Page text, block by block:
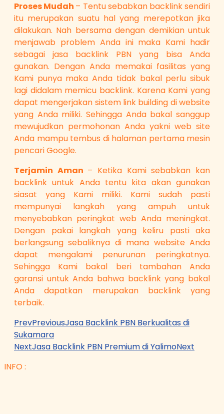
Proses Mudah – Tentu sebabkan backlink sendiri
itu merupakan suatu hal yang merepotkan jika
dilakukan. Nah bersama dengan demikian untuk
menjawab problem Anda ini maka Kami hadir
sebagai jasa backlink PBN yang bisa Anda
gunakan. Dengan Anda memakai fasilitas yang
Kami punya maka Anda tidak bakal perlu sibuk
lagi didalam memicu backlink. Karena Kami yang
dapat mengerjakan sistem link building di website
yang Anda miliki. Sehingga Anda bakal sanggup
mewujudkan permohonan Anda yakni web site
Anda mampu tembus di halaman pertama mesin
pencari Google.
Terjamin Aman – Ketika Kami sebabkan kan
backlink untuk Anda tentu kita akan gunakan
siasat yang Kami miliki. Kami sudah pasti
mempunyai langkah yang ampuh untuk
menyebabkan peringkat web Anda meningkat.
Dengan pakai langkah yang keliru pasti aka
berlangsung sebaliknya di mana website Anda
dapat mengalami penurunan peringkatnya.
Sehingga Kami bakal beri tambahan Anda
garansi untuk Anda bahwa backlink yang bakal
Anda dapatkan merupakan backlink yang
terbaik.
PrevPreviousJasa Backlink PBN Berkualitas di
Sukamara
NextJasa Backlink PBN Premium di YalimoNext
INFO :